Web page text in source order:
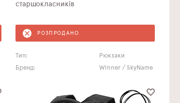
старшокласників
РОЗПРОДАНО
Тип:
Рюкзаки
Бренд:
Winner / SkyName